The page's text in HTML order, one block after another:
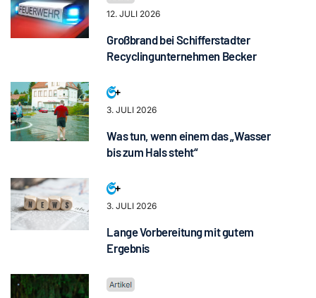
12. JULI 2026
Großbrand bei Schifferstadter
Recyclingunternehmen Becker
3. JULI 2026
Was tun, wenn einem das „Wasser
bis zum Hals steht“
3. JULI 2026
Lange Vorbereitung mit gutem
Ergebnis